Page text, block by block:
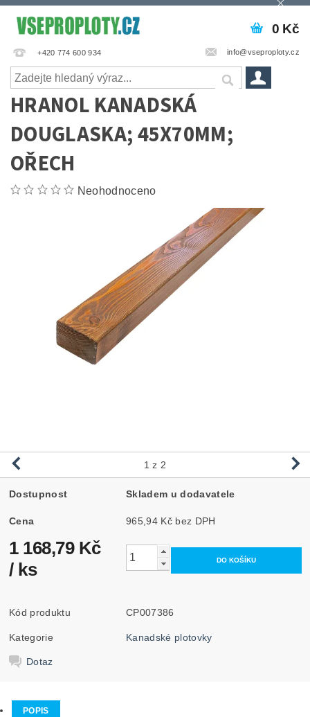
+420 774 600 934 info@vseproploty.cz
0 Kč
HRANOL KANADSKÁ
DOUGLASKA; 45X70MM;
OŘECH
Neohodnoceno
1 z 2
Dostupnost Skladem u dodavatele
Cena 965,94 Kč bez DPH
1 168,79 Kč
/ ks
Kód produktu CP007386
Kategorie Kanadské plotovky
Dotaz
POPIS